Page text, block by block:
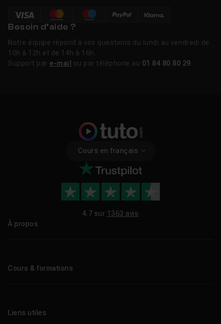
Besoin d’aide ?
Notre équipe répond à vos questions du lundi au vendredi de
10h à 12h et de 14h à 16h.
Support par e-mail ou par téléphone au 01 84 80 80 29
Cours en français
4.7 sur 1363 avis
À propos
Cours & formations
Formations certifiantes
Liens utiles